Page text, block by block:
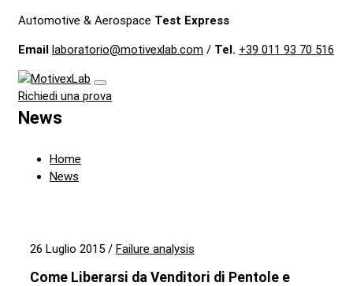
Automotive & Aerospace Test Express
Email laboratorio@motivexlab.com / Tel. +39 011 93 70 516
Richiedi una prova
News
Home
News
26 Luglio 2015 / Failure analysis
Come Liberarsi da Venditori di Pentole e